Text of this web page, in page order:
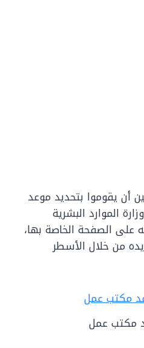
أن يقوموا بتحديد موعد
الموارد البشرية
على الصفحة الخاصة بها،
من خلال الأسطر
مكتب عمل